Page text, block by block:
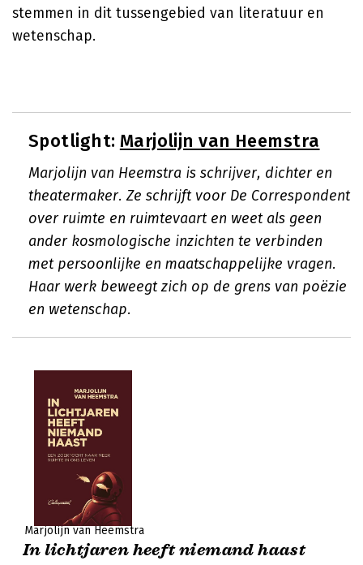
stemmen in dit tussengebied van literatuur en
wetenschap.
Spotlight: Marjolijn van Heemstra
Marjolijn van Heemstra is schrijver, dichter en
theatermaker. Ze schrijft voor De Correspondent
over ruimte en ruimtevaart en weet als geen
ander kosmologische inzichten te verbinden
met persoonlijke en maatschappelijke vragen.
Haar werk beweegt zich op de grens van poëzie
en wetenschap.
Marjolijn van Heemstra
In lichtjaren heeft niemand haast